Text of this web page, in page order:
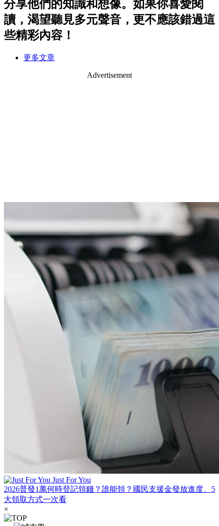
分享他們的知識和想像。如果你喜愛閱
讀，渴望聽見多元聲音，更不應該錯過這
些精彩內容！
更多文章
Advertisement
Just For You
2026普發1萬何時登記領錢？誰能領？國民支援金發放進度、5
大領取方式一次看
×